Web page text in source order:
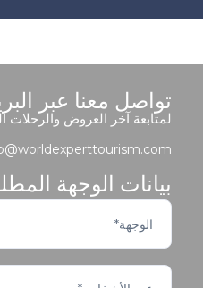
تواصل معنا عبر
لمتابعة آخر العروض والرحلات
بيانات الوجهة